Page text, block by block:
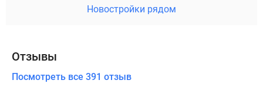
Новостройки рядом
Отзывы
Посмотреть все 391 отзыв